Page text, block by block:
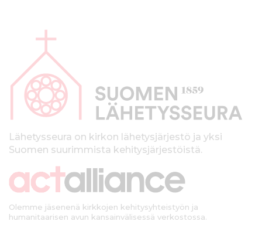
p
kLähetysseura on kirkon lähetysjärjestö ja yksi
Suomen suurimmista kehitysjärjestöistä.
Olemme jäsenenä kirkkojen kehitysyhteistyön ja
humanitaarisen avun kansainvälisessä verkostossa.